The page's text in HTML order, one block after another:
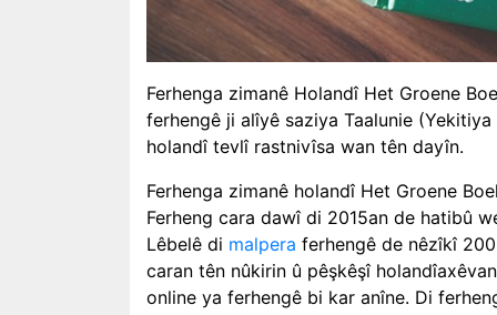
Ferhenga zimanê Holandî Het Groene
ferhengê ji alîyê saziya Taalunie
holandî tevlî rastnivîsa wan tên dayîn.
Ferhenga zimanê holandî Het Groene
Ferheng cara dawî di 2015an de hatibû
Lêbelê di malpera ferhengê de nêzîkî
caran tên nûkirin û pêşkêşî
online ya ferhengê bi kar anîne. Di